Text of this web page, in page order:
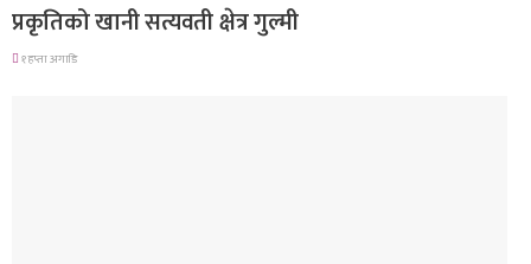
प्रकृतिको खानी सत्यवती क्षेत्र गुल्मी
१ हप्ता अगाडि